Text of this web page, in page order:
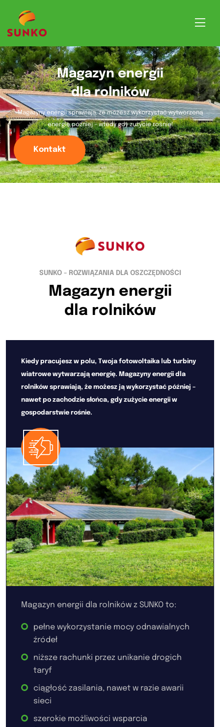
Magazyn energii
dla rolników
Magazyny energii sprawiają, że możesz wykorzystać wytworzoną
energię później – wtedy gdy zużycie rośnie!
Kontakt
SUNKO - ROZWIĄZANIA DLA OSZCZĘDNOŚCI
Magazyn energii
dla rolników
Kiedy pracujesz w polu, Twoja fotowoltaika lub turbiny
wiatrowe wytwarzają energię. Magazyny energii dla
rolników sprawiają, że możesz ją wykorzystać później –
nawet po zachodzie słońca, gdy zużycie energii w
gospodarstwie rośnie.
Magazyn energii dla rolników z SUNKO to:
pełne wykorzystanie mocy odnawialnych
źródeł
niższe rachunki przez unikanie drogich
taryf
ciągłość zasilania, nawet w razie awarii
sieci
szerokie możliwości wsparcia